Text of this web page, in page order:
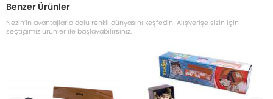
Benzer Ürünler
Nezih’in avantajlarla dolu renkli dünyasını keşfedin! Alışverişe sizin için
seçtiğimiz ürünler ile başlayabilirsiniz.